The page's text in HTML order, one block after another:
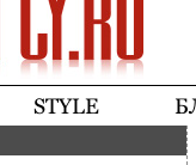
STYLE